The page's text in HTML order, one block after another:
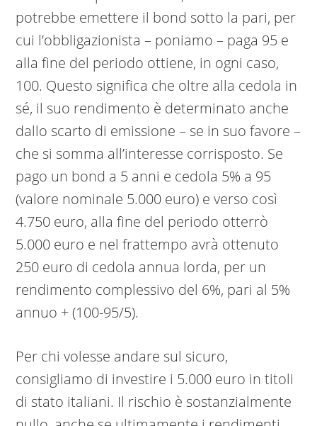
potrebbe emettere il bond sotto la pari, per
cui l’obbligazionista – poniamo – paga 95 e
alla fine del periodo ottiene, in ogni caso,
100. Questo significa che oltre alla cedola in
sé, il suo rendimento è determinato anche
dallo scarto di emissione – se in suo favore –
che si somma all’interesse corrisposto. Se
pago un bond a 5 anni e cedola 5% a 95
(valore nominale 5.000 euro) e verso così
4.750 euro, alla fine del periodo otterrò
5.000 euro e nel frattempo avrà ottenuto
250 euro di cedola annua lorda, per un
rendimento complessivo del 6%, pari al 5%
annuo + (100-95/5).
Per chi volesse andare sul sicuro,
consigliamo di investire i 5.000 euro in titoli
di stato italiani. Il rischio è sostanzialmente